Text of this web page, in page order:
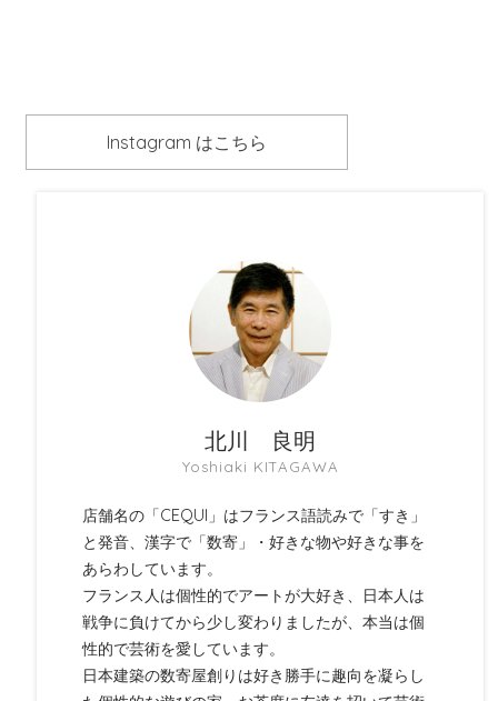
Instagram はこちら
北川 良明
Yoshiaki KITAGAWA
店舗名の「CEQUI」はフランス語読みで「すき」
と発音、漢字で「数寄」・好きな物や好きな事を
あらわしています。
フランス人は個性的でアートが大好き、日本人は
戦争に負けてから少し変わりましたが、本当は個
性的で芸術を愛しています。
日本建築の数寄屋創りは好き勝手に趣向を凝らし